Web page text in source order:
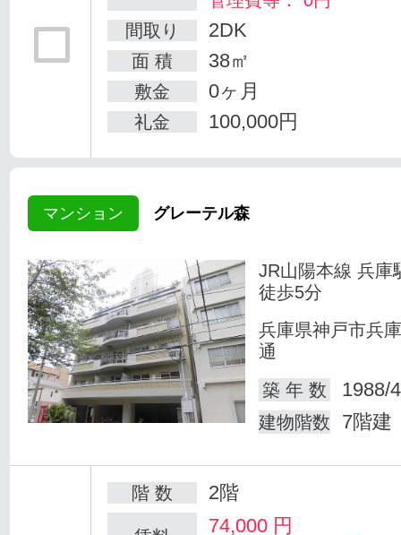
間取り
2DK
面 積 38㎡
敷金 0ヶ月
礼金 100,000円
マンション グレーテル森
JR山陽本線 兵庫
徒歩5分
兵庫県神戸市兵
通
築 年 数
1988/
建物階数 7階建
階 数 2階
74,000 円